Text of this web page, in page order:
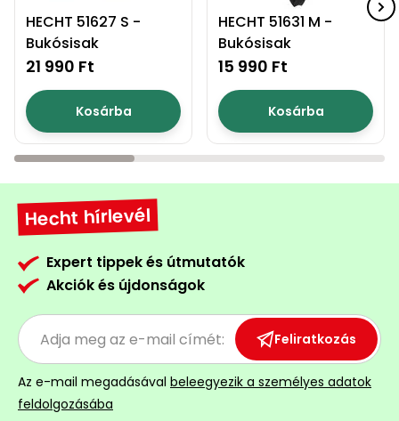
HECHT 51627 S -
Bukósisak
21 990 Ft
Kosárba
HECHT 51631 M -
Bukósisak
15 990 Ft
Kosárba
Hecht hírlevél
Expert tippek és útmutatók
Akciók és újdonságok
Feliratkozás
Az e-mail megadásával beleegyezik a személyes adatok
feldolgozásába